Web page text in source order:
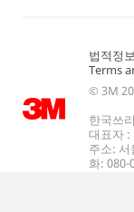
법적정보
Terms
© 3M
한국쓰
대표자 :
주소:
화: 080-